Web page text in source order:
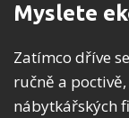
Myslete
Zatímco dříve
ručně a
nábytkářských